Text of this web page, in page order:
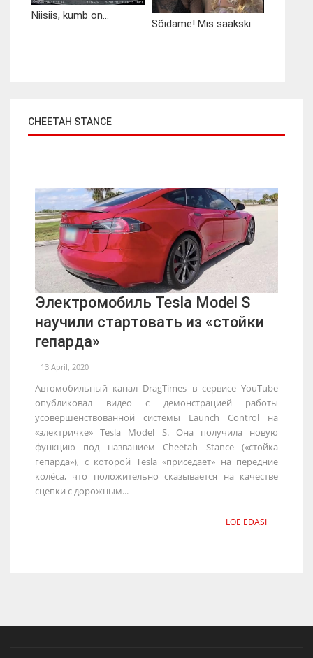
Niisiis, kumb on...
Sõidame! Mis saakski...
CHEETAH STANCE
Электромобиль Tesla Model S
научили стартовать из «стойки
гепарда»
13 April, 2020
Автомобильный канал DragTimes в сервисе YouTube
опубликовал видео с демонстрацией работы
усовершенствованной системы Launch Control на
«электричке» Tesla Model S. Она получила новую
функцию под названием Cheetah Stance («стойка
гепарда»), с которой Tesla «приседает» на передние
колёса, что положительно сказывается на качестве
сцепки с дорожным...
LOE EDASI